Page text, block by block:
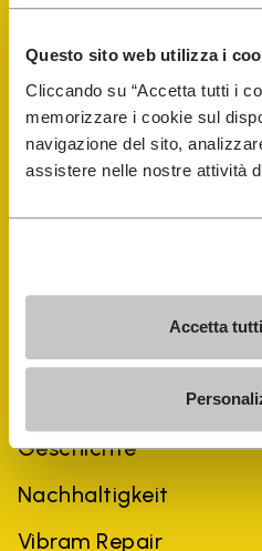
Questo sito web utilizza i
Cliccando su “Accetta tutti i
memorizzare i cookie sul
navigazione del sito,
assistere nelle nostre attività
Accetta
Schuhreparatur-
Store Locator
Geschichte
Nachhaltigkeit
Vibram Repair